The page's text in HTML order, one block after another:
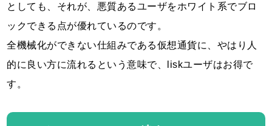
としても、それが、悪質あるユーザをホワイト系でブロ
ックできる点が優れているのです。
全機械化ができない仕組みである仮想通貨に、やはり人
的に良い方に流れるという意味で、liskユーザはお得で
す。